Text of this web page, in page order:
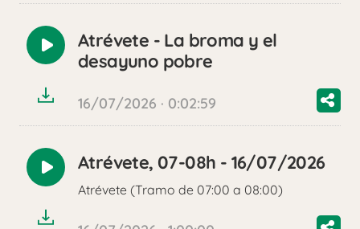
Reproducir
audio
Atrévete - La broma y el
desayuno pobre
16/07/2026 · 0:02:59
Reproducir
audio
Atrévete, 07-08h - 16/07/2026
Atrévete (Tramo de 07:00 a 08:00)